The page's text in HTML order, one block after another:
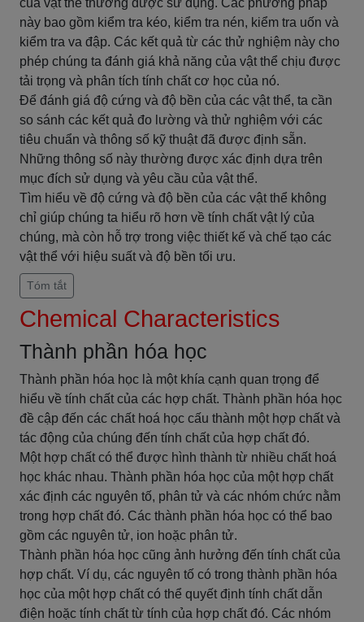
của vật thể thường được sử dụng. Các phương pháp
này bao gồm kiểm tra kéo, kiểm tra nén, kiểm tra uốn và
kiểm tra va đập. Các kết quả từ các thử nghiệm này cho
phép chúng ta đánh giá khả năng của vật thể chịu được
tải trọng và phân tích tính chất cơ học của nó.
Để đánh giá độ cứng và độ bền của các vật thể, ta cần
so sánh các kết quả đo lường và thử nghiệm với các
tiêu chuẩn và thông số kỹ thuật đã được định sẵn.
Những thông số này thường được xác định dựa trên
mục đích sử dụng và yêu cầu của vật thể.
Tìm hiểu về độ cứng và độ bền của các vật thể không
chỉ giúp chúng ta hiểu rõ hơn về tính chất vật lý của
chúng, mà còn hỗ trợ trong việc thiết kế và chế tạo các
vật thể với hiệu suất và độ bền tối ưu.
Tóm tắt
Chemical Characteristics
Thành phần hóa học
Thành phần hóa học là một khía cạnh quan trọng để
hiểu về tính chất của các hợp chất. Thành phần hóa học
đề cập đến các chất hoá học cấu thành một hợp chất và
tác động của chúng đến tính chất của hợp chất đó.
Một hợp chất có thể được hình thành từ nhiều chất hoá
học khác nhau. Thành phần hóa học của một hợp chất
xác định các nguyên tố, phân tử và các nhóm chức nằm
trong hợp chất đó. Các thành phần hóa học có thể bao
gồm các nguyên tử, ion hoặc phân tử.
Thành phần hóa học cũng ảnh hưởng đến tính chất của
hợp chất. Ví dụ, các nguyên tố có trong thành phần hóa
học của một hợp chất có thể quyết định tính chất dẫn
điện hoặc tính chất từ tính của hợp chất đó. Các nhóm